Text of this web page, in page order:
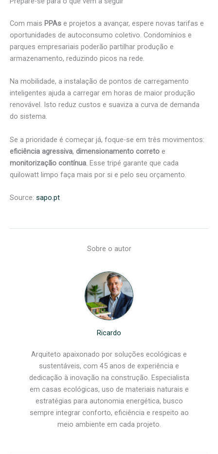
Com mais PPAs e projetos a avançar, espere novas tarifas e
oportunidades de autoconsumo coletivo. Condomínios e
parques empresariais poderão partilhar produção e
armazenamento, reduzindo picos na rede.
Na mobilidade, a instalação de pontos de carregamento
inteligentes ajuda a carregar em horas de maior produção
renovável. Isto reduz custos e suaviza a curva de demanda
do sistema.
Se a prioridade é começar já, foque-se em três movimentos:
eficiência agressiva, dimensionamento correto e
monitorização contínua. Esse tripé garante que cada
quilowatt limpo faça mais por si e pelo seu orçamento.
Source: sapo.pt
Sobre o autor
Ricardo
Arquiteto apaixonado por soluções ecológicas e
sustentáveis, com 45 anos de experiência e
dedicação à inovação na construção. Especialista
em casas ecológicas, uso de materiais naturais e
estratégias para autonomia energética, busco
sempre integrar conforto, eficiência e respeito ao
meio ambiente em cada projeto.